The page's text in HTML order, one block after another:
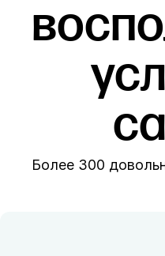
Более 300